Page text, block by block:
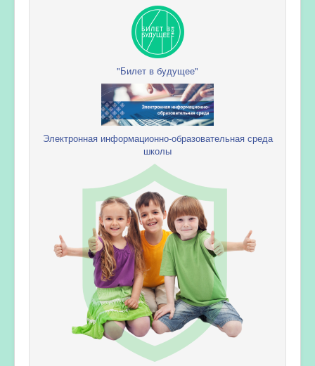
"Билет в будущее"
Электронная информационно-образовательная среда
школы